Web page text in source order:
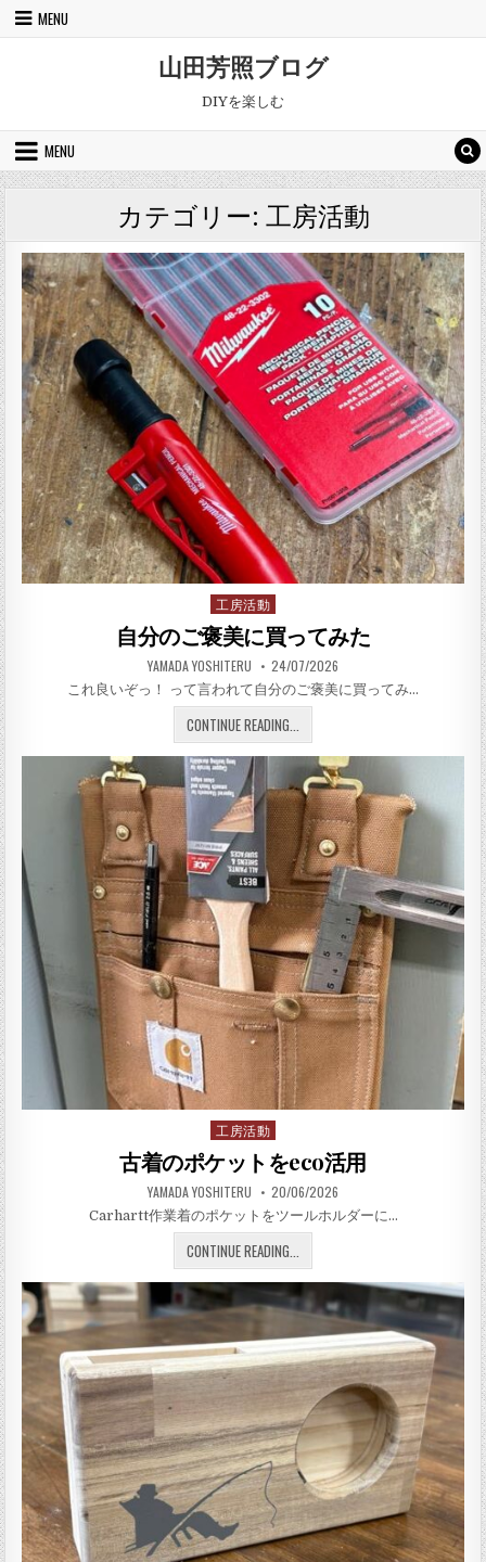
Skip to content
MENU
山田芳照ブログ
DIYを楽しむ
MENU
カテゴリー: 工房活動
Posted in
工房活動
自分のご褒美に買ってみた
AUTHOR:
YAMADA YOSHITERU PUBLISHED DATE:
24/07/2026
これ良いぞっ！ って言われて自分のご褒美に買ってみ…
CONTINUE READING...
Posted in
工房活動
古着のポケットをeco活用
AUTHOR:
YAMADA YOSHITERU PUBLISHED DATE:
20/06/2026
Carhartt作業着のポケットをツールホルダーに…
CONTINUE READING...